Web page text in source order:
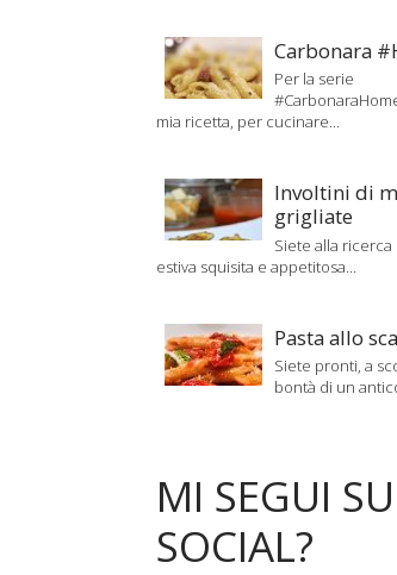
Carbonara
Per la serie
mia ricetta, per cucinare...
Involtini di
grigliate
Siete alla
estiva squisita e appetitosa...
Pasta allo
Siete pronti, a
bontà di un
MI SEGUI
SOCIAL?